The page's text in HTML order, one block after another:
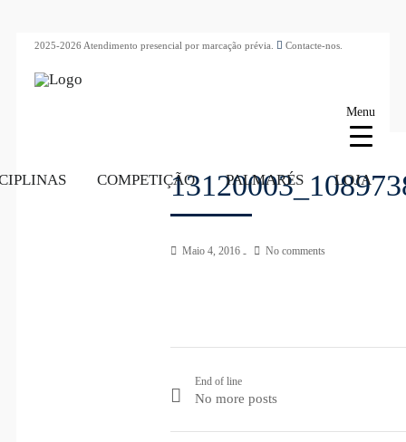
2025-2026 Atendimento presencial por marcação prévia. Contacte-nos.
COMPETIÇÃO PALMARÉS LOJA
Maio 4, 2016 No comments
End of line
No more posts
Menu